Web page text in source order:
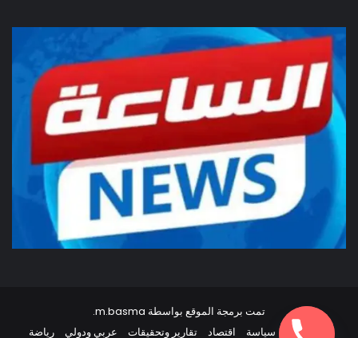
تمت برمجة الموقع بواسطة m.basma
.
أخبار مصر
سياسة اقتصاد تقارير وتحقيقات عربي ودولي رياضة